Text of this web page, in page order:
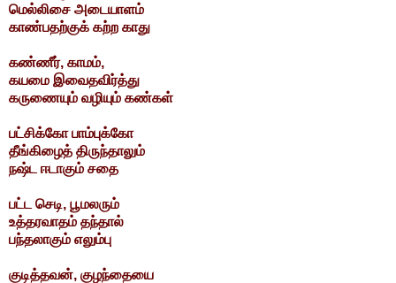
மெல்லிசை அடையாளம்
காண்பதற்குக் கற்ற காது
கண்ணீர், காமம்,
கயமை இவைதவிர்த்து
கருணையும் வழியும் கண்கள்
பட்சிக்கோ பாம்புக்கோ
தீங்கிழைத் திருந்தாலும்
நஷ்ட ஈடாகும் சதை
பட்ட செடி, பூமலரும்
உத்தரவாதம் தந்தால்
பந்தலாகும் எலும்பு
குடித்தவன், குழந்தையை